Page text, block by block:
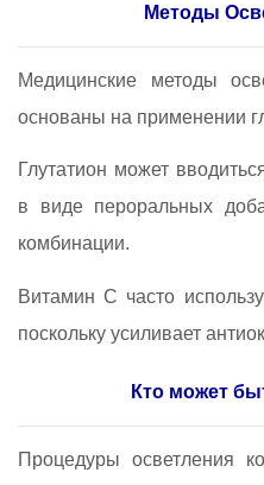
Методы
Медицинские методы
основаны на применении
Глутатион может
в виде пероральных
комбинации.
Витамин C часто
поскольку усиливает
Кто может
Процедуры осветления